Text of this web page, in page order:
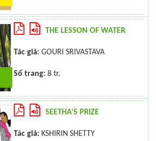
THE LESSON OF WATER
Tác giả: GOURI SRIVASTAVA
Số trang: 8 tr.
SEETHA'S PRIZE
Tác giả: KSHIRIN SHETTY